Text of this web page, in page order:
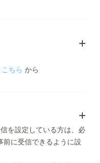
こちら から
を設定している方は、必
に受信できるように設